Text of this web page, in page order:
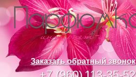
Заказать обратный звонок